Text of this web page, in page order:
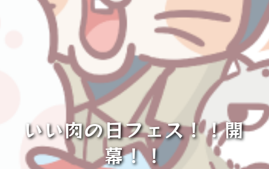
いい肉の日フェス！！開
幕！！